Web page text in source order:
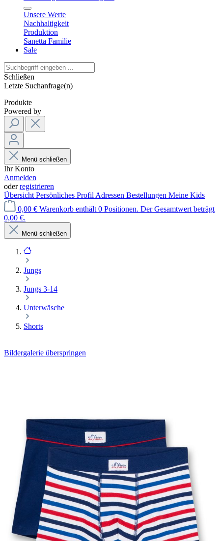
Unsere Werte
Nachhaltigkeit
Produktion
Sanetta Familie
Sale
Schließen
Letzte Suchanfrage(n)
Produkte
Powered by
Menü schließen
Ihr Konto
Anmelden
oderregistrieren
Übersicht Persönliches Profil Adressen Bestellungen Meine Kids
0,00 € Warenkorb enthält 0 Positionen. Der Gesamtwert beträgt
0,00 €.
Menü schließen
Jungs
Jungs 3-14
Unterwäsche
Shorts
Bildergalerie überspringen